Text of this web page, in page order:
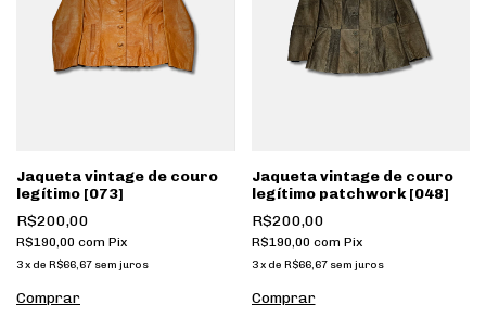
Jaqueta vintage de couro
legítimo [073]
R$200,00
R$190,00 com Pix
3x de R$66,67 sem juros
Jaqueta vintage de couro
legítimo patchwork [048]
R$200,00
R$190,00 com Pix
3 x de R$66,67 sem juros